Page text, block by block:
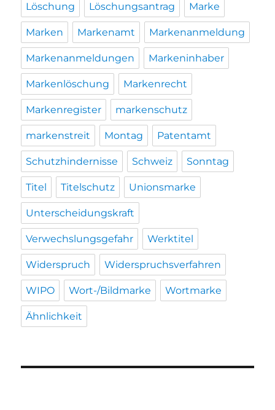
Löschung Löschungsantrag Marke
Marken Markenamt Markenanmeldung
Markenanmeldungen Markeninhaber
Markenlöschung Markenrecht
Markenregister markenschutz
markenstreit Montag Patentamt
Schutzhindernisse Schweiz Sonntag
Titel Titelschutz Unionsmarke
Unterscheidungskraft
Verwechslungsgefahr Werktitel
Widerspruch Widerspruchsverfahren
WIPO Wort-/Bildmarke Wortmarke
Ähnlichkeit